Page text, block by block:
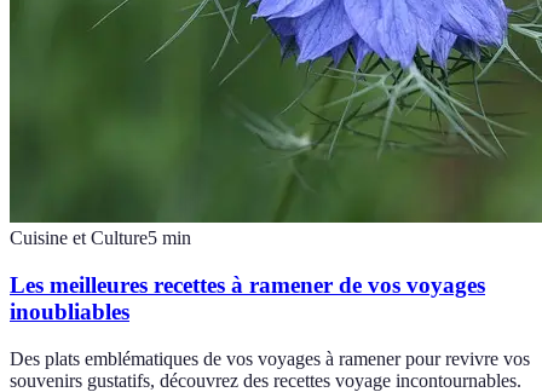
Cuisine et Culture5 min
Les meilleures recettes à ramener de vos voyages
inoubliables
Des plats emblématiques de vos voyages à ramener pour revivre vos
souvenirs gustatifs, découvrez des recettes voyage incontournables.